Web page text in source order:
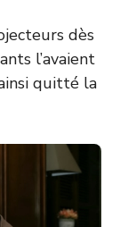
dès
l’avaient
quitté la